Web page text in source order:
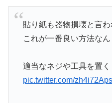
貼り紙も器物損壊と言
これが一番良い方法な
適当なネジや工具を置く
pic.twitter.com/